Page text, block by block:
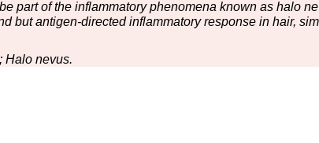
part of the inflammatory phenomena known as halo
but antigen-directed inflammatory response in hair,
Halo nevus.